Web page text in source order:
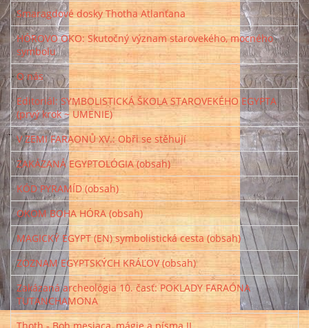
Smaragdové dosky Thotha Atlanťana
HÓROVO OKO: Skutočný význam starovekého, mocného
symbolu
O nás
Editoriál: SYMBOLISTICKÁ ŠKOLA STAROVEKÉHO EGYPTA
(prvý krok ~ UMENIE)
V ZEMI FARAONŮ XV.: Obři se stěhují
ZAKÁZANÁ EGYPTOLÓGIA (obsah)
KÓD PYRAMÍD (obsah)
OKOM BOHA HÓRA (obsah)
MAGICKÝ EGYPT (EN) symbolistická cesta (obsah)
ZOZNAM EGYPTSKÝCH KRÁĽOV (obsah)
Zakázaná archeológia 10. časť: POKLADY FARAÓNA
TUTANCHAMONA